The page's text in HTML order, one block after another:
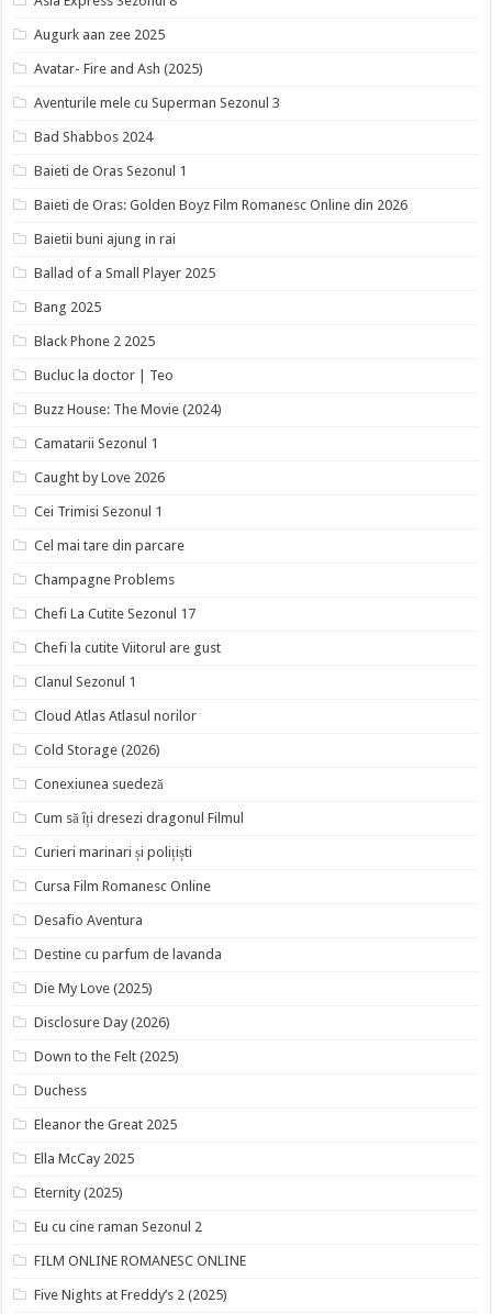
Augurk aan zee 2025
Avatar- Fire and Ash (2025)
Aventurile mele cu Superman Sezonul 3
Bad Shabbos 2024
Baieti de Oras Sezonul 1
Baieti de Oras: Golden Boyz Film Romanesc Online din 2026
Baietii buni ajung in rai
Ballad of a Small Player 2025
Bang 2025
Black Phone 2 2025
Bucluc la doctor | Teo
Buzz House: The Movie (2024)
Camatarii Sezonul 1
Caught by Love 2026
Cei Trimisi Sezonul 1
Cel mai tare din parcare
Champagne Problems
Chefi La Cutite Sezonul 17
Chefi la cutite Viitorul are gust
Clanul Sezonul 1
Cloud Atlas Atlasul norilor
Cold Storage (2026)
Conexiunea suedeză
Cum să îți dresezi dragonul Filmul
Curieri marinari și polițiști
Cursa Film Romanesc Online
Desafio Aventura
Destine cu parfum de lavanda
Die My Love (2025)
Disclosure Day (2026)
Down to the Felt (2025)
Duchess
Eleanor the Great 2025
Ella McCay 2025
Eternity (2025)
Eu cu cine raman Sezonul 2
FILM ONLINE ROMANESC ONLINE
Five Nights at Freddy’s 2 (2025)